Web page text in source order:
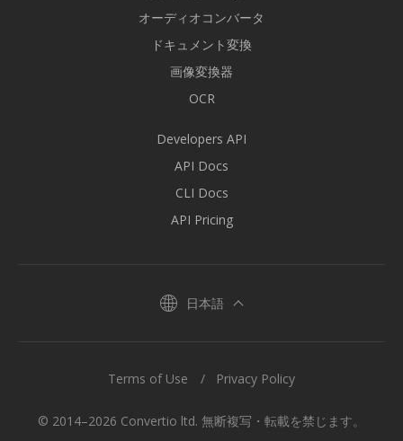
オーディオコンバータ
ドキュメント変換
画像変換器
OCR
Developers API
API Docs
CLI Docs
API Pricing
日本語
© 2014–2026 Convertio ltd. 無断複写・転載を禁じます。
Terms of Use Privacy Policy